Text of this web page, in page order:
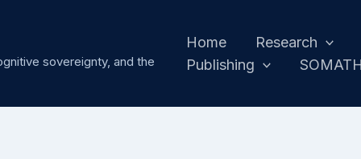
sovereignty, and the
Home Research
Publishing